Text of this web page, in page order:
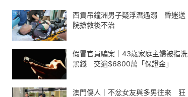
西貢吊鐘洲男子疑浮潛遇溺 昏迷送
院搶救後不治
假冒官員騙案｜43歲家庭主婦被指洗
黑錢 交逾$6800萬「保證金」
澳門傷人｜不忿女友與多男往來 狂